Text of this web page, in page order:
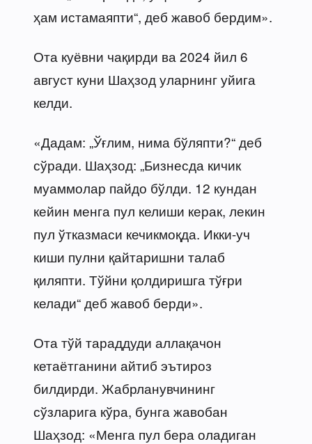
ҳам истамаяпти“, деб жавоб бердим».
Ота куёвни чақирди ва 2024 йил 6
август куни Шаҳзод уларнинг уйига
келди.
«Дадам: „Ўғлим, нима бўляпти?“ деб
сўради. Шаҳзод: „Бизнесда кичик
муаммолар пайдо бўлди. 12 кундан
кейин менга пул келиши керак, лекин
пул ўтказмаси кечикмоқда. Икки-уч
киши пулни қайтаришни талаб
қиляпти. Тўйни қолдиришга тўғри
келади“ деб жавоб берди».
Ота тўй тараддуди аллақачон
кетаётганини айтиб эътироз
билдирди. Жабрланувчининг
сўзларига кўра, бунга жавобан
Шаҳзод: «Менга пул бера оладиган